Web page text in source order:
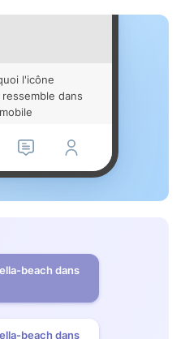
l'icône
dans
beach dans
beach dans